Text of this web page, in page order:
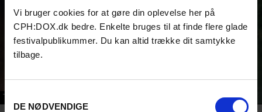
Vi bruger cookies for at gøre din oplevelse her på
CPH:DOX.dk bedre. Enkelte bruges til at finde flere glade
festivalpublikummer. Du kan altid trække dit samtykke
tilbage.
Samtykkevalg
DE NØDVENDIGE
TRAILER